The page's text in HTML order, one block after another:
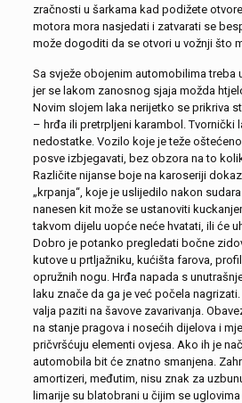
zračnosti u šarkama kad podižete
motora mora nasjedati i zatvarati se
može dogoditi da se otvori u vožnji što
Sa svježe obojenim automobilima treba
jer se lakom zanosnog sjaja možda
Novim slojem laka nerijetko se prikriva
– hrđa ili pretrpljeni karambol. Tvornički
nedostatke. Vozilo koje je teže
posve izbjegavati, bez obzora na to
Različite nijanse boje na karoseriji
„krpanja“, koje je uslijedilo nakon
nanesen kit može se ustanoviti
takvom dijelu uopće neće hvatati, ili će
Dobro je potanko pregledati bočne
kutove u prtljažniku, kućišta farova,
opružnih nogu. Hrđa napada s
laku znače da ga je već počela
valja paziti na šavove zavarivanja.
na stanje pragova i nosećih dijelova i
pričvršćuju elementi ovjesa. Ako ih je
automobila bit će znatno smanjena.
amortizeri, međutim, nisu znak za
limarije su blatobrani u čijim se